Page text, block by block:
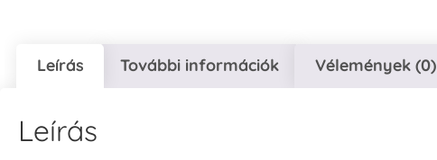
Leírás További információk Vélemények (0)
Leírás